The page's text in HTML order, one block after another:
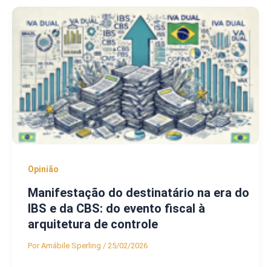
Opinião
Manifestação do destinatário na era do
IBS e da CBS: do evento fiscal à
arquitetura de controle
PorAmábile Sperling / 25/02/2026